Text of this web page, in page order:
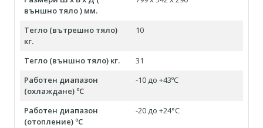
външно тяло ) мм.
Тегло (вътрешно тяло)
кг.
10
Тегло (външно тяло) кг.
31
Работен диапазон
(охлаждане) ºC
-10 до +43ºC
Работен диапазон
(отопление) ºC
-20 до +24°С